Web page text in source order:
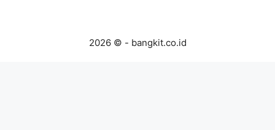
2026 © - bangkit.co.id